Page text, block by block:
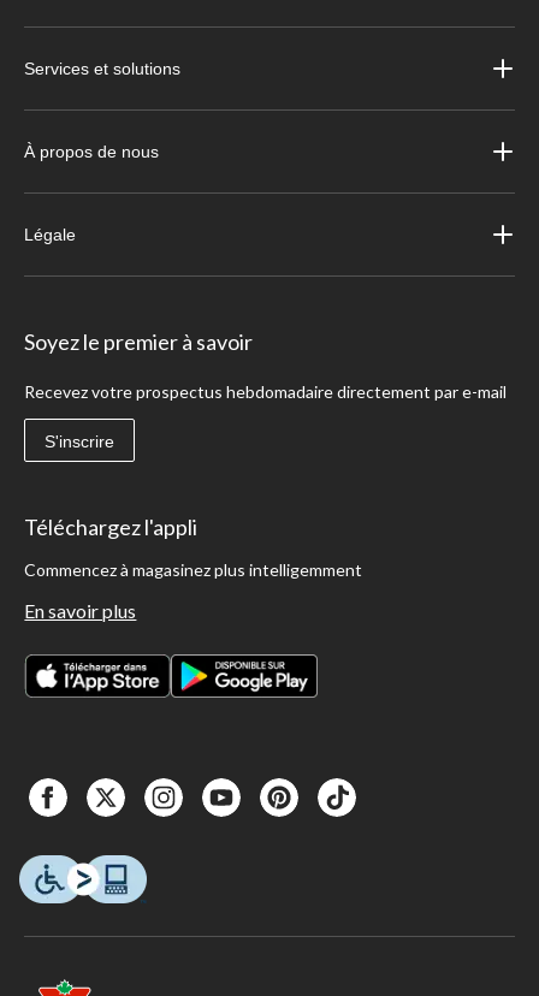
Services et solutions
À propos de nous
Légale
Soyez le premier à savoir
Recevez votre prospectus hebdomadaire directement par e-mail
S'inscrire
Téléchargez l'appli
Commencez à magasinez plus intelligemment
En savoir plus